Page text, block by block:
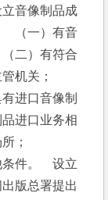
音像制品成
（一）有音
二）有符合
主管机关；
进口音像制
进口业务相
场所；
件。　设立
版总署提出